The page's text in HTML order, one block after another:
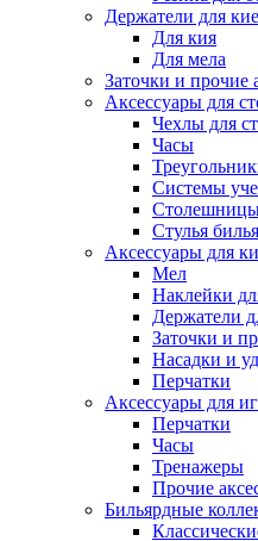
Держатели для
Для кия
Для мела
Заточки и прочие
Аксессуары для
Чехлы для
Часы
Системы
Стулья
Аксессуары для
Мел
Наклейки
Держатели
Заточки и
Насадки и
Перчатки
Аксессуары для
Перчатки
Часы
Тренажеры
Прочие
Бильярдные